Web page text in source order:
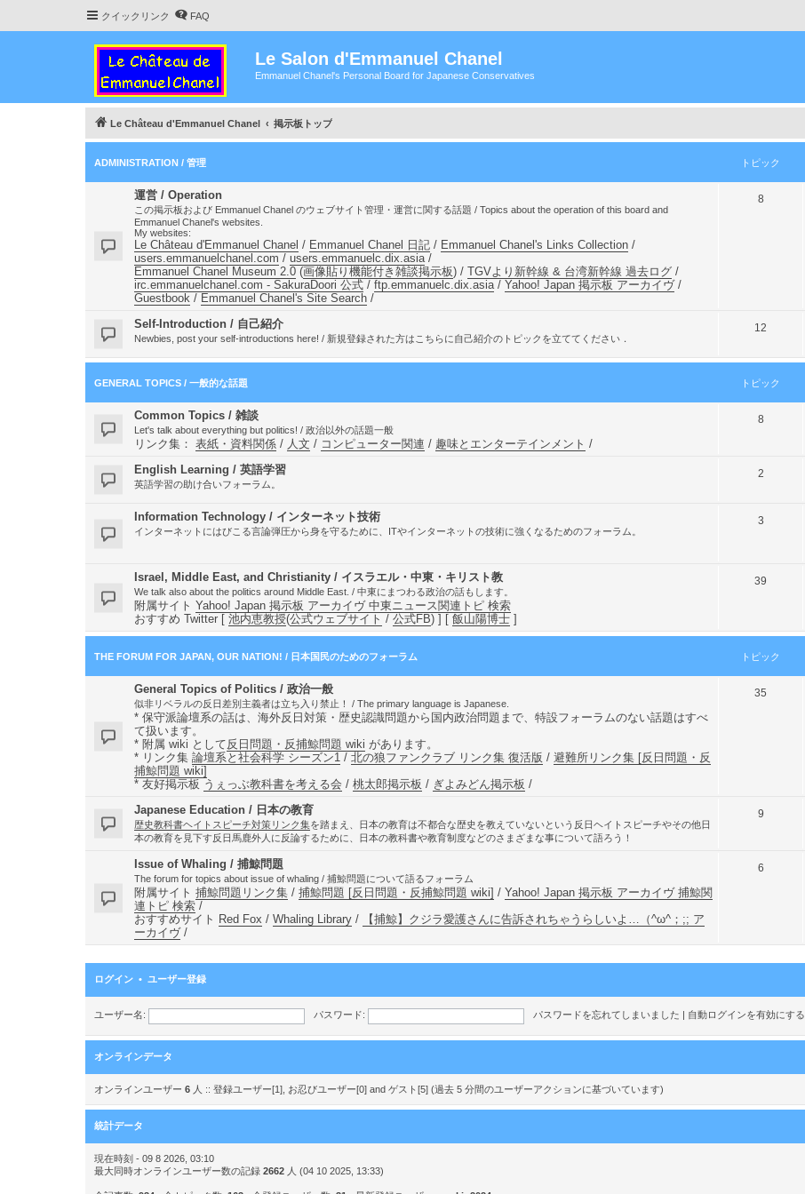
クイックリンク FAQ
Le Salon d'Emmanuel Chanel
Emmanuel Chanel's Personal Board for Japanese Conservatives
Le Château d'Emmanuel Chanel 掲示板トップ
ADMINISTRATION / 管理 トピック
運営 / Operation
この掲示板および Emmanuel Chanel のウェブサイト管理・運営に関する話題 / Topics about the operation of this board and
Emmanuel Chanel's websites.
My websites:
Le Château d'Emmanuel Chanel / Emmanuel Chanel 日記 / Emmanuel Chanel's Links Collection /
users.emmanuelchanel.com / users.emmanuelc.dix.asia/
Emmanuel Chanel Museum 2.0 (画像貼り機能付き雑談掲示板) / TGVより新幹線 & 台湾新幹線 過去ログ /
irc.emmanuelchanel.com - SakuraDoori 公式 / ftp.emmanuelc.dix.asia/ Yahoo! Japan 掲示板 アーカイヴ/
Guestbook / Emmanuel Chanel's Site Search /
8ト
Self-Introduction / 自己紹介
Newbies, post your self-introductions here! / 新規登録された方はこちらに自己紹介のトピックを立ててください．
12
GENERAL TOPICS / 一般的な話題 トピック
Common Topics / 雑談
Let's talk about everything but politics! / 政治以外の話題一般
リンク集： 表紙・資料関係 / 人文 / コンピューター関連 / 趣味とエンターテインメント /
8ト
English Learning / 英語学習
英語学習の助け合いフォーラム。
2ト
ッ
Information Technology / インターネット技術
インターネットにはびこる言論弾圧から身を守るために、ITやインターネットの技術に強くなるためのフォーラム。
3ト
Israel, Middle East, and Christianity / イスラエル・中東・キリスト教
We talk also about the politics around Middle East. / 中東にまつわる政治の話もします。
附属サイト Yahoo! Japan 掲示板 アーカイヴ 中東ニュース関連トピ 検索
おすすめ Twitter [ 池内恵教授(公式ウェブサイト / 公式FB) ] [ 飯山陽博士 ]
39
THE FORUM FOR JAPAN, OUR NATION! / 日本国民のためのフォーラム トピック
General Topics of Politics / 政治一般
似非リベラルの反日差別主義者は立ち入り禁止！ / The primary language is Japanese.
* 保守派論壇系の話は、海外反日対策・歴史認識問題から国内政治問題まで、特設フォーラムのない話題はすべ
て扱います。
* 附属 wiki として反日問題・反捕鯨問題 wiki があります。
* リンク集 論壇系と社会科学 シーズン1 / 北の狼ファンクラブ リンク集 復活版 / 避難所リンク集 [反日問題・反
捕鯨問題 wiki]
* 友好掲示板 うぇっぶ教科書を考える会 / 桃太郎掲示板 / ぎよみどん掲示板 /
35
Japanese Education / 日本の教育
歴史教科書ヘイトスピーチ対策リンク集を踏まえ、日本の教育は不都合な歴史を教えていないという反日ヘイトスピーチやその他日
本の教育を見下す反日馬鹿外人に反論するために、日本の教科書や教育制度などのさまざまな事について語ろう！
9ト
Issue of Whaling / 捕鯨問題
The forum for topics about issue of whaling / 捕鯨問題について語るフォーラム
附属サイト 捕鯨問題リンク集 / 捕鯨問題 [反日問題・反捕鯨問題 wiki] / Yahoo! Japan 掲示板 アーカイヴ 捕鯨関
連トピ 検索 /
おすすめサイト Red Fox / Whaling Library /
【捕鯨】クジラ愛護さんに告訴されちゃうらしいよ…（^ω^；;; ア
ーカイヴ/
6ト
ログイン • ユーザー登録
ユーザー名: パスワード: パスワードを忘れてしまいました 自動ログインを有効にする
オンラインデータ
オンラインユーザー 6 人 :: 登録ユーザー[1], お忍びユーザー[0] and ゲスト[5] (過去 5 分間のユーザーアクションに基づいています)
統計データ
現在時刻 - 09 8 2026, 03:10
最大同時オンラインユーザー数の記録 2662 人 (04 10 2025, 13:33)